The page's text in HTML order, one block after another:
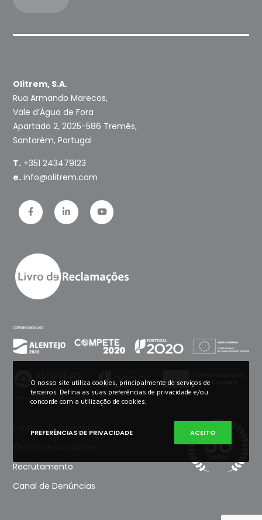
Olitrem, S.A.
Rua Armando Marecos,
Vale d’Água de Fora
Apartado 2, 2025-586 Tremês,
Santarém, Portugal
T. +351 243479123
e. info@olitrem.com
Política de Privacidade
Recrutamento
Canal de Denúncias
O nosso site utiliza cookies, principalmente de serviços de
terceiros. Defina as suas preferências de privacidade e/ou
concorde com a utilização de cookies.
PREFERÊNCIAS DE PRIVACIDADE ACEITO